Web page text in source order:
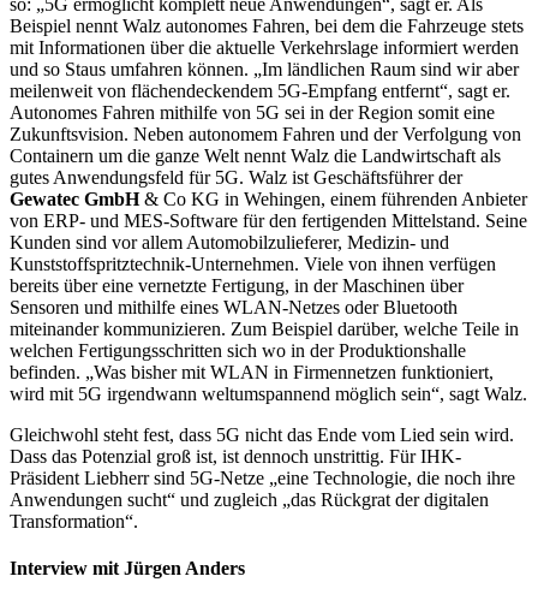
Beispiel nennt Walz autonomes Fahren, bei dem die Fahrzeuge stets
mit Informationen über die aktuelle Verkehrslage informiert werden
und so Staus umfahren können. „Im ländlichen Raum sind wir aber
meilenweit von flächendeckendem 5G-Empfang entfernt“, sagt er.
Autonomes Fahren mithilfe von 5G sei in der Region somit eine
Zukunftsvision. Neben autonomem Fahren und der Verfolgung von
Containern um die ganze Welt nennt Walz die Landwirtschaft als
gutes Anwendungsfeld für 5G. Walz ist Geschäftsführer der
Gewatec GmbH& Co KG in Wehingen, einem führenden Anbieter
von ERP- und MES-Software für den fertigenden Mittelstand. Seine
Kunden sind vor allem Automobilzulieferer, Medizin- und
Kunststoffspritztechnik-Unternehmen. Viele von ihnen verfügen
bereits über eine vernetzte Fertigung, in der Maschinen über
Sensoren und mithilfe eines WLAN-Netzes oder Bluetooth
miteinander kommunizieren. Zum Beispiel darüber, welche Teile in
welchen Fertigungsschritten sich wo in der Produktionshalle
befinden. „Was bisher mit WLAN in Firmennetzen funktioniert,
wird mit 5G irgendwann weltumspannend möglich sein“, sagt Walz.
Gleichwohl steht fest, dass 5G nicht das Ende vom Lied sein wird.
Dass das Potenzial groß ist, ist dennoch unstrittig. Für IHK-
Präsident Liebherr sind 5G-Netze „eine Technologie, die noch ihre
Anwendungen sucht“ und zugleich „das Rückgrat der digitalen
Transformation“.
Interview mit Jürgen Anders